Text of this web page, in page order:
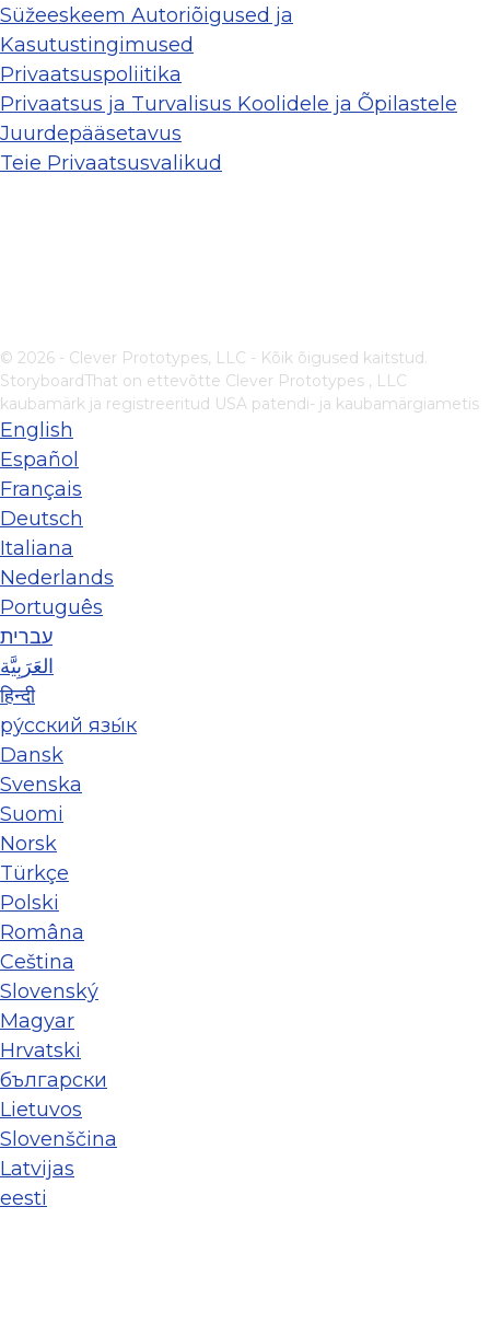
Süžeeskeem Autoriõigused ja
Kasutustingimused
Privaatsuspoliitika
Privaatsus ja Turvalisus Koolidele ja Õpilastele
Juurdepääsetavus
Teie Privaatsusvalikud
© 2026 - Clever Prototypes, LLC - Kõik õigused kaitstud.
StoryboardThat on ettevõtte Clever Prototypes , LLC
kaubamärk ja registreeritud USA patendi- ja kaubamärgiametis
English
Español
Français
Deutsch
Italiana
Nederlands
Português
עברית
العَرَبِيَّة
हिन्दी
ру́сский язы́к
Dansk
Svenska
Suomi
Norsk
Türkçe
Polski
Româna
Ceština
Slovenský
Magyar
Hrvatski
български
Lietuvos
Slovenščina
Latvijas
eesti